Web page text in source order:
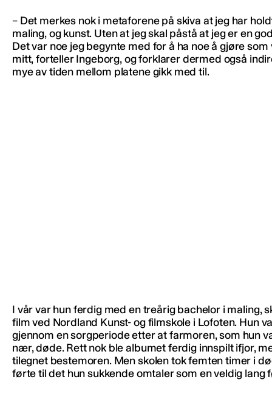
– Det merkes nok i metaforene på skiva at jeg har
maling, og kunst. Uten at jeg skal påstå at jeg er en
Det var noe jeg begynte med for å ha noe å gjøre som
mitt, forteller Ingeborg, og forklarer dermed også
mye av tiden mellom platene gikk med til.
I vår var hun ferdig med en treårig bachelor i maling,
film ved Nordland Kunst- og filmskole i Lofoten. Hun
gjennom en sorgperiode etter at farmoren, som hun
nær, døde. Rett nok ble albumet ferdig innspilt ifjor,
tilegnet bestemoren. Men skolen tok femten timer i
førte til det hun sukkende omtaler som en veldig lang